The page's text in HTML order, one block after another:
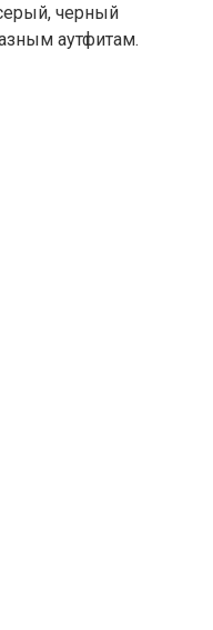
черный
аутфитам.